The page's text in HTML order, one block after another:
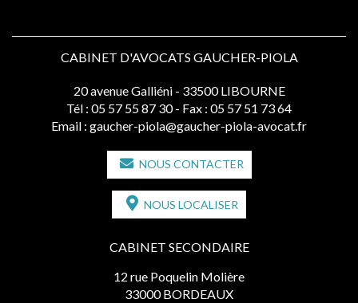
CABINET D'AVOCATS GAUCHER-PIOLA
20 avenue Galliéni - 33500 LIBOURNE
Tél : 05 57 55 87 30 - Fax : 05 57 51 73 64
Email : gaucher-piola@gaucher-piola-avocat.fr
NOUS CONTACTER
NOUS LOCALISER
CABINET SECONDAIRE
12 rue Poquelin Molière
33000 BORDEAUX